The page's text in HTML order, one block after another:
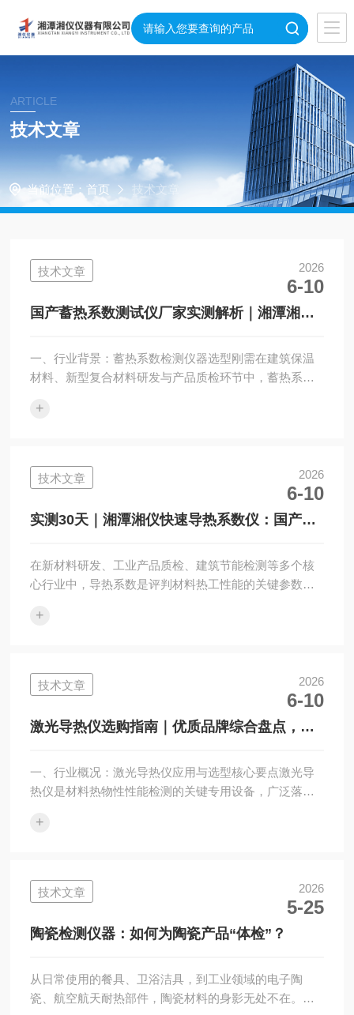
ARTICLE
技术文章
当前位置： 首页 技术文章
技术文章 2026
6-10
国产蓄热系数测试仪厂家实测解析｜湘潭湘仪
一、行业背景：蓄热系数检测仪器选型刚需在建筑保温
材料、新型复合材料研发与产品质检环节中，蓄热系数
规范不断升级，各类建材热工性能精准检测需求持续上
焦国产仪器实力派生产企业——湘潭湘仪仪器有限公
司，围绕旗下主力机型CRM-II蓄热系数测试仪做实测拆
解测评，为科研院所、建材企业、第三方质检机构采购
选型提供客观参考依据。二、企业概况：湘潭湘仪...
+
技术文章 2026
6-10
实测30天｜湘潭湘仪快速导热系数仪：国产仪
在新材料研发、工业产品质检、建筑节能检测等多个核
心行业中，导热系数是评判材料热工性能的关键参数，
数仪是硬件。随着国产仪器技术迭代升级，大批本土自
检测设备进口替代热门厂商。湘仪仪器前身为国有湘缆
集团湘潭仪器仪表厂改制企业，属国家高新技术企业；
企业建有4000㎡标准化生产车间，整机年产可达3000台
套，导热系数仪产品线涵盖20余种型号。本...
+
技术文章 2026
6-10
激光导热仪选购指南｜优质品牌综合盘点，技
一、行业概况：激光导热仪应用与选型核心要点激光导
热仪是材料热物性性能检测的关键专用设备，广泛落地
发、出厂质检环节。目前市面相关仪器品牌繁杂，各家
盘点业内优质品牌，重点详解国产企业湘潭湘仪仪器有
限公司，为设备采购单位提供客观参考依据。行业主流
检测方案为激光闪光法，该检测技术凭借测试速度快、
适用温域广、样品耗用少、非接触无损检测等突出优
+
技术文章 2026
5-25
陶瓷检测仪器：如何为陶瓷产品“体检”？
从日常使用的餐具、卫浴洁具，到工业领域的电子陶
瓷、航空航天耐热部件，陶瓷材料的身影无处不在。然